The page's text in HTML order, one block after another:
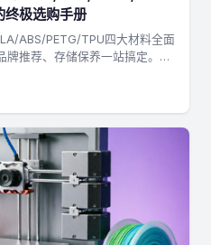
终极选购手册
ABS/PETG/TPU四大材料全面
推荐、存储保养一站搞定。附